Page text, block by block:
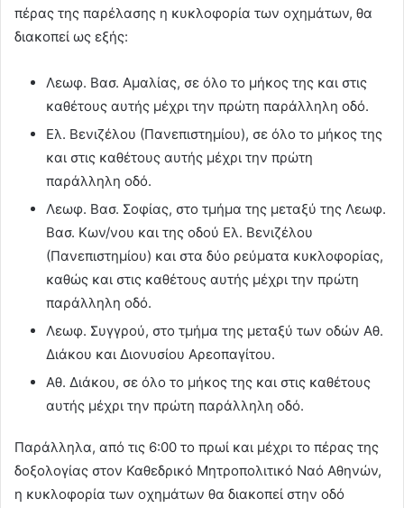
πέρας της παρέλασης η κυκλοφορία των οχημάτων, θα
διακοπεί ως εξής:
Λεωφ. Βασ. Αμαλίας, σε όλο το μήκος της και στις
καθέτους αυτής μέχρι την πρώτη παράλληλη οδό.
Ελ. Βενιζέλου (Πανεπιστημίου), σε όλο το μήκος της
και στις καθέτους αυτής μέχρι την πρώτη
παράλληλη οδό.
Λεωφ. Βασ. Σοφίας, στο τμήμα της μεταξύ της Λεωφ.
Βασ. Κων/νου και της οδού Ελ. Βενιζέλου
(Πανεπιστημίου) και στα δύο ρεύματα κυκλοφορίας,
καθώς και στις καθέτους αυτής μέχρι την πρώτη
παράλληλη οδό.
Λεωφ. Συγγρού, στο τμήμα της μεταξύ των οδών Αθ.
Διάκου και Διονυσίου Αρεοπαγίτου.
Αθ. Διάκου, σε όλο το μήκος της και στις καθέτους
αυτής μέχρι την πρώτη παράλληλη οδό.
Παράλληλα, από τις 6:00 το πρωί και μέχρι το πέρας της
δοξολογίας στον Καθεδρικό Μητροπολιτικό Ναό Αθηνών,
η κυκλοφορία των οχημάτων θα διακοπεί στην οδό